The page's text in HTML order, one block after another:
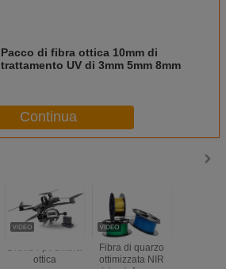
Pacco di fibra ottica 10mm di
trattamento UV di 3mm 5mm 8mm
Continua
ottica
Fibra di quarzo
ottimizzata NIR